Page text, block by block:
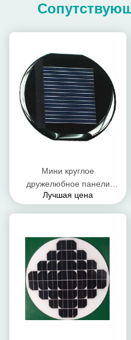
Мини круглое
дружелюбное панели
солнечных батарей/панели
энергосберегающее и эко-
Лучшая цена